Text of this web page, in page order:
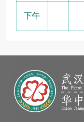
下午